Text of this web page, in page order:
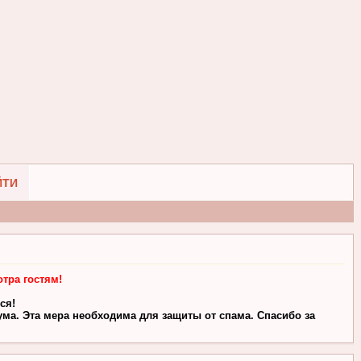
гостям!
Эта мера необходима для защиты от спама. Спасибо за